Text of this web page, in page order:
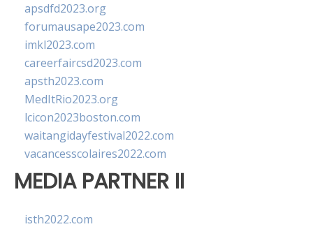
apsdfd2023.org
forumausape2023.com
imkl2023.com
careerfaircsd2023.com
apsth2023.com
MedItRio2023.org
lcicon2023boston.com
waitangidayfestival2022.com
vacancesscolaires2022.com
MEDIA PARTNER II
isth2022.com